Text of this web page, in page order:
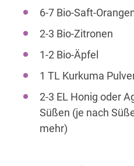
6-7 Bio-Saft-
2-3 Bio-Zitronen
1-2 Bio-Äpfel
1 TL Kurkuma
2-3 EL Honig oder
Süßen (je nach
mehr)